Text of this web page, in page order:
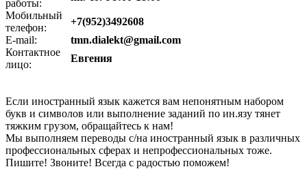
работы:
Мобильный
телефон:
+7(952)3492608
E-mail:
tmn.dialekt@gmail.com
Контактное
лицо:
Евгения
Если иностранный язык кажется вам непонятным набором
букв и символов или выполнение заданий по ин.язу тянет
тяжким грузом, обращайтесь к нам!
Мы выполняем переводы с/на иностранный язык в различных
профессиональных сферах и непрофессиональных тоже.
Пишите! Звоните! Всегда с радостью поможем!